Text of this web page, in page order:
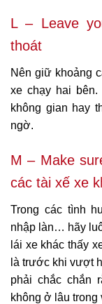
L – Leave
thoát
Nên giữ khoảng
xe chạy hai
không gian hay
ngờ.
M – Make
các tài xế xe
Trong các tình
nhập làn… hãy
lái xe khác thấy
là trước khi vượt
phải chắc chắn
không ở lâu trong